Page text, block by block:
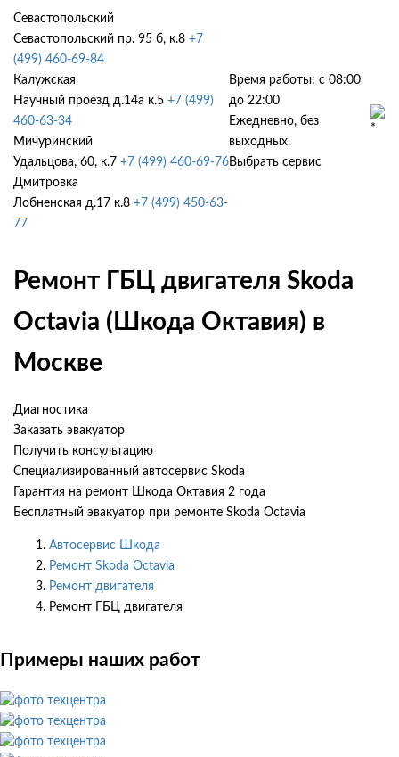
Севастопольский
Севастопольский пр. 95 б, к.8 +7
(499) 460-69-84
Калужская
Научный проезд д.14а к.5 +7 (499)
460-63-34
Мичуринский
Удальцова, 60, к.7 +7 (499) 460-69-76
Дмитровка
Лобненская д.17 к.8 +7 (499) 450-63-
77
Время работы: с 08:00
до 22:00
Ежедневно, без
выходных.
Выбрать сервис
Ремонт ГБЦ двигателя Skoda
Octavia (Шкода Октавия) в
Москве
Диагностика
Заказать эвакуатор
Получить консультацию
Специализированный автосервис Skoda
Гарантия на ремонт Шкода Октавия 2 года
Бесплатный эвакуатор при ремонте Skoda Octavia
Автосервис Шкода
Ремонт Skoda Octavia
Ремонт двигателя
Ремонт ГБЦ двигателя
Примеры наших работ